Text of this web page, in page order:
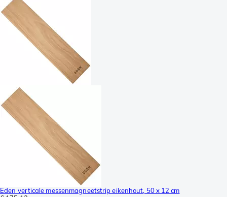
Eden verticale messenmagneetstrip eikenhout, 50 x 12 cm